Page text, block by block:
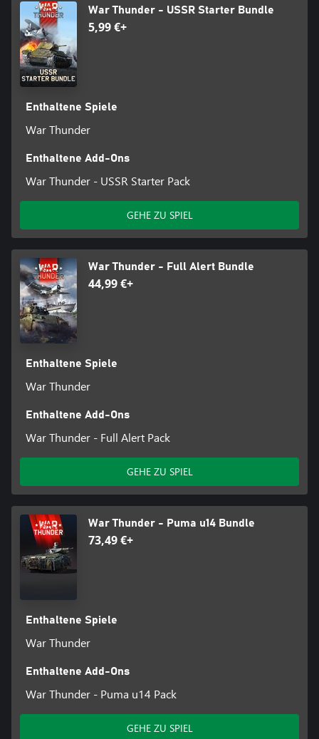
War Thunder - USSR Starter Bundle
5,99 €+
Enthaltene Spiele
War Thunder
Enthaltene Add-Ons
War Thunder - USSR Starter Pack
GEHE ZU SPIEL
War Thunder - Full Alert Bundle
44,99 €+
Enthaltene Spiele
War Thunder
Enthaltene Add-Ons
War Thunder - Full Alert Pack
GEHE ZU SPIEL
War Thunder - Puma u14 Bundle
73,49 €+
Enthaltene Spiele
War Thunder
Enthaltene Add-Ons
War Thunder - Puma u14 Pack
GEHE ZU SPIEL